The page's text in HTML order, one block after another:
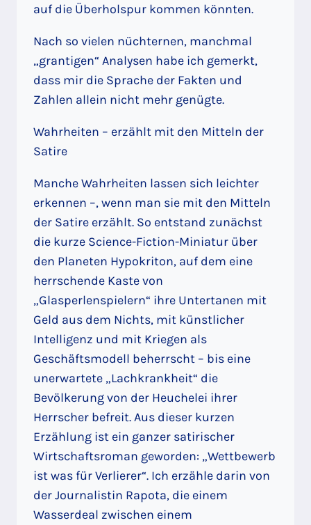
auf die Überholspur kommen könnten.
Nach so vielen nüchternen, manchmal
„grantigen“ Analysen habe ich gemerkt,
dass mir die Sprache der Fakten und
Zahlen allein nicht mehr genügte.
Wahrheiten – erzählt mit den Mitteln der
Satire
Manche Wahrheiten lassen sich leichter
erkennen –, wenn man sie mit den Mitteln
der Satire erzählt. So entstand zunächst
die kurze Science-Fiction-Miniatur über
den Planeten Hypokriton, auf dem eine
herrschende Kaste von
„Glasperlenspielern“ ihre Untertanen mit
Geld aus dem Nichts, mit künstlicher
Intelligenz und mit Kriegen als
Geschäftsmodell beherrscht – bis eine
unerwartete „Lachkrankheit“ die
Bevölkerung von der Heuchelei ihrer
Herrscher befreit. Aus dieser kurzen
Erzählung ist ein ganzer satirischer
Wirtschaftsroman geworden: „Wettbewerb
ist was für Verlierer“. Ich erzähle darin von
der Journalistin Rapota, die einem
Wasserdeal zwischen einem